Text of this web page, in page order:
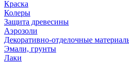
Краска
Колеры
Защита древесины
Аэрозоли
Декоративно-отделочные
Эмали, грунты
Лаки